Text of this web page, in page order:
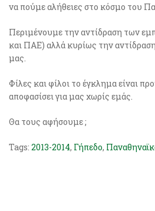
να πούμε αλήθειες στο κόσμο του
Περιμένουμε την αντίδραση των
και ΠΑΕ) αλλά κυρίως την
μας.
Φίλες και φίλοι το έγκλημα είναι
αποφασίσει για μας χωρίς εμάς.
Θα τους αφήσουμε ;
Tags: 2013-2014, Γήπεδο,